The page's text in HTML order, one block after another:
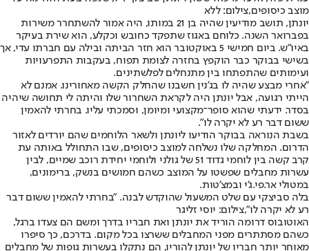
מוצב כיסופים,צילום: ללא
יונתן, תושב מודיעין שהיה בן 21 במותו, היה אמור להשתחרר משירות
בפברואר השנה. כלוחם באגוז שתפקד כחובש וכקלע, הוא שירת בעיקר
באיו"ש. ביום חמישי 5 באוקטובר הוא חזר הביתה ובילה עם חברתו עדי, אך
בשישי בבוקר כבר הוקפץ בחזרה לצומת תפוח, בעקבות התפרעויות
ועימותים שהתפתחו בין מתנחלים לפלשתינים.
"אחרי מבצע שהיה לו בג'נין חשבנו שהחלק הקשה מאחורינו. אמנם לא
הייתי רגועה, אבל יונתן היה לקראת השחרור שלו והיתה לי תחושה שיהיה
בסדר. ידעתי שהוא סופר־מקצועי ומיומן, וסמכתי עליו. בחרתי להאמין
ששום דבר רע לא יקרה לו".
בשבת הנוראה בבוקר הודיעו ליונתן ולשאר הלוחמים שהם יורדים לאזור
הדרום. המחלקה שלו נשלחה למוצב כיסופים, שבו התחולל באותה עת
קרב קשה בין לוחמי גדוד 51 של גולני ולוחמי יחידת רוכב שמיים, לבין
עשרות מחבלים שפשטו על המוצב כשהם חמושים בנשק, ברימונים,
במטולי אר.פי.ג'י ובמצ'טות.
בלה סביצקי עם שלט המשעול שהוקדש לבנה. "בחרתי להאמין ששום דבר
רע לא יקרה לו",צילום: יוסי זליגר
האוטובוס דרומה הוריד את יונתן ואת חבריו בדרך ומשם הם צעדו ברגל,
כשהם מסתתרים מפני המחבלים ששרצו בכל מקום. בדרכם, כך סיפרו
מאוחר יותר חבריו של יונתן להוריו, הם נתקלו בעשרות גופות של מחבלים